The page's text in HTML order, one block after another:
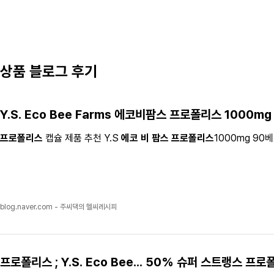
상품 블로그 후기
Y.S. Eco Bee Farms 에코비팜스 프로폴리스 1000mg
프로폴리스 캡슐 제품 추천 Y.S 에코 비 팜스 프로폴리스1000mg 90베
blog.naver.com - 주씨댁의 헬씨레시피
프로폴리스 ; Y.S. Eco Bee... 50% 슈퍼 스트랭스 프로